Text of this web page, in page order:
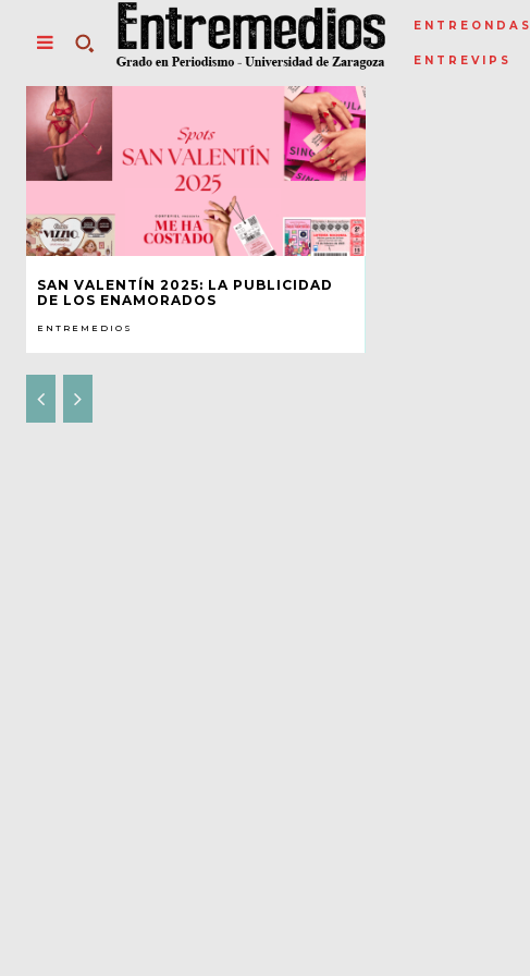
ENTREONDAS
ENTREVIPS
SAN VALENTÍN 2025: LA PUBLICIDAD
DE LOS ENAMORADOS
ENTREMEDIOS